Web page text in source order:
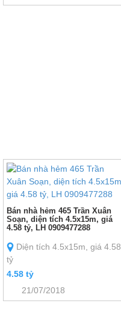
Bán nhà hẻm 465 Trần Xuân
Soạn, diện tích 4.5x15m, giá
4.58 tỷ, LH 0909477288
Diện tích 4.5x15m, giá 4.58
tỷ
4.58 tỷ
21/07/2018